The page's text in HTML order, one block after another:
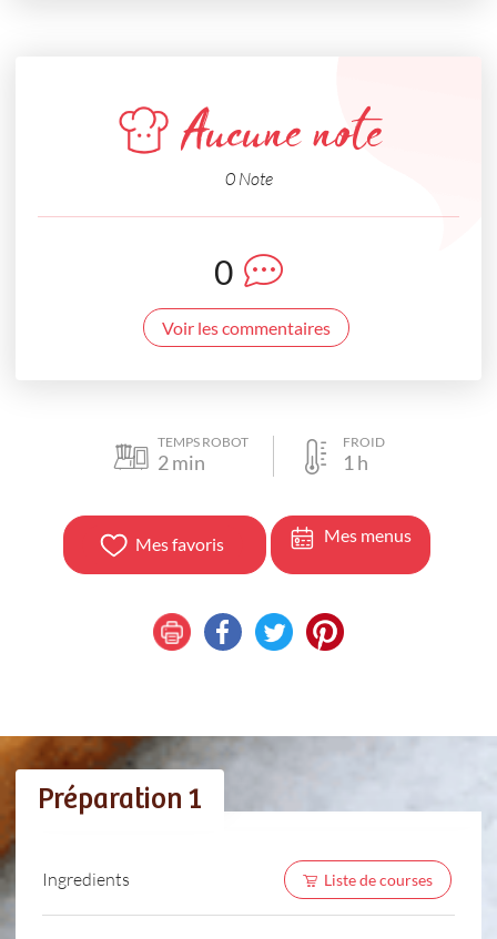
Aucune note
0 Note
0
Voir les commentaires
TEMPS ROBOT
2min
FROID
1 h
Mes favoris Mes menus
Préparation 1
Ingredients Liste de courses